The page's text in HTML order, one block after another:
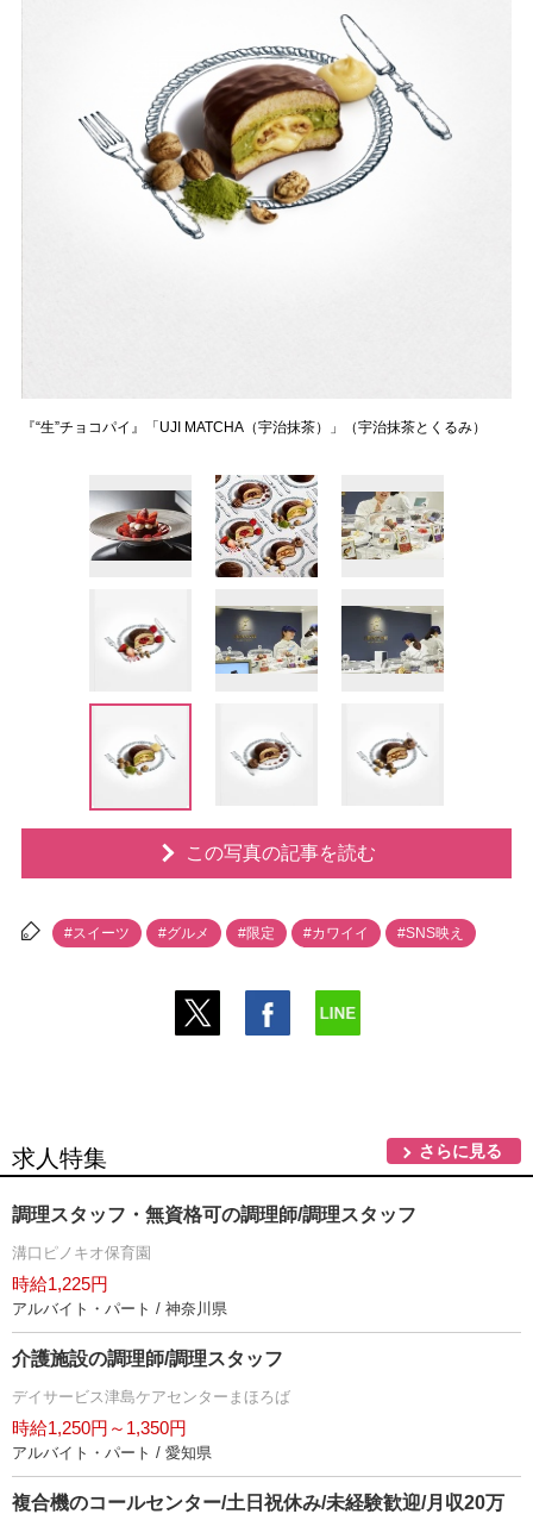
『“生”チョコパイ』「UJI MATCHA（宇治抹茶）」（宇治抹茶とくるみ）
この写真の記事を読む
#スイーツ #グルメ #限定 #カワイイ #SNS映え
求人特集 さらに見る
調理スタッフ・無資格可の調理師/調理スタッフ
溝口ピノキオ保育園
時給1,225円
アルバイト・パート / 神奈川県
介護施設の調理師/調理スタッフ
デイサービス津島ケアセンターまほろば
時給1,250円～1,350円
アルバイト・パート / 愛知県
複合機のコールセンター/土日祝休み/未経験歓迎/月収20万